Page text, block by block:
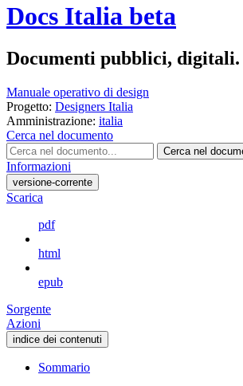
Docs Italia beta
Documenti pubblici, digitali.
Manuale operativo di design
Progetto: Designers Italia
Amministrazione: italia
Cerca nel documento
Cerca nel
Informazioni
versione-corrente
Scarica
pdf
html
epub
Sorgente
Azioni
indice dei contenuti
Sommario